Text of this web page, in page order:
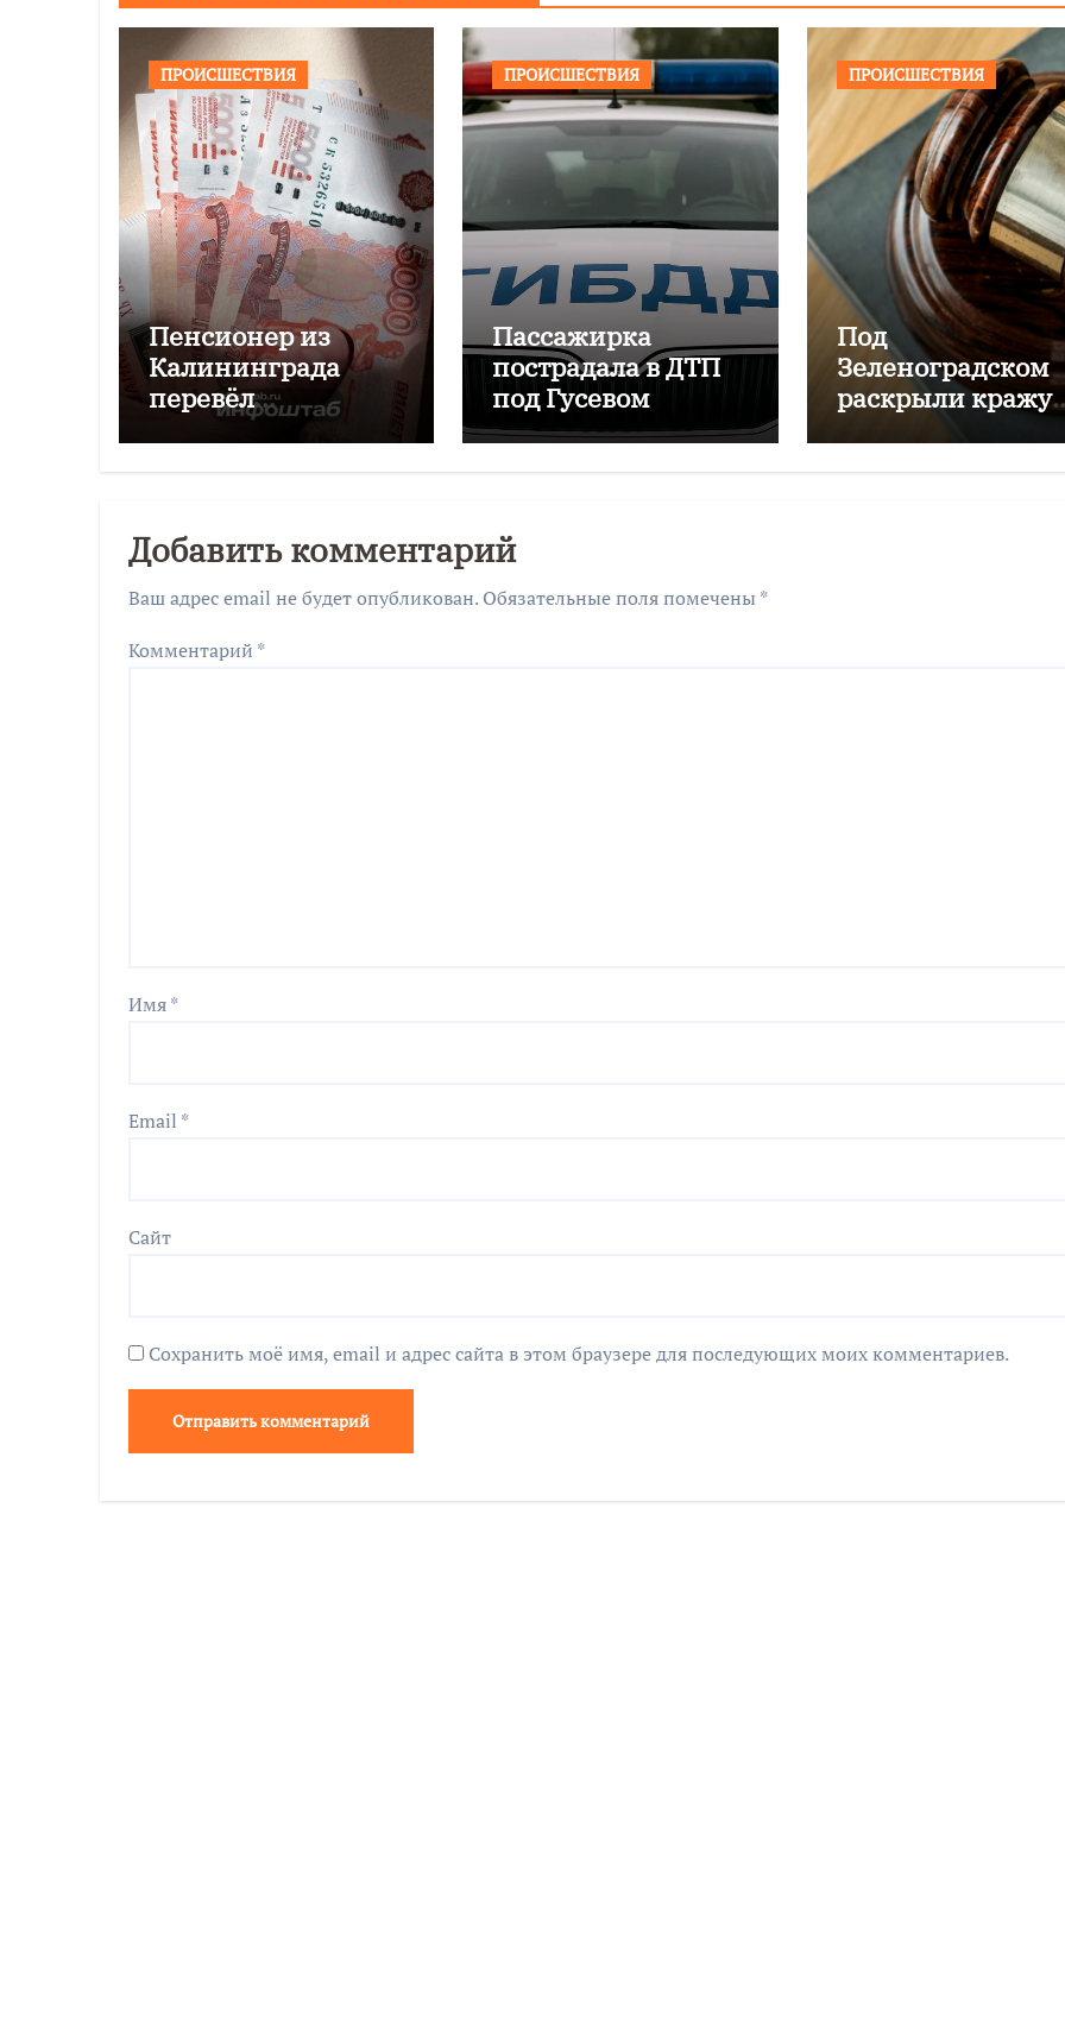
ПРОИСШЕСТВИЯ
Пенсионер из
Калининграда
перевёл
мошенникам более
ПРОИСШЕСТВИЯ
Пассажирка
пострадала в ДТП
под Гусевом
ПРОИСШЕСТВИЯ
Под
Зеленоградском
раскрыли кражу
Добавить комментарий
Ваш адрес email не будет опубликован. Обязательные поля помечены *
Комментарий *
Имя*
Email *
Сайт
Сохранить моё имя, email и адрес сайта в этом браузере для последующих моих комментариев.